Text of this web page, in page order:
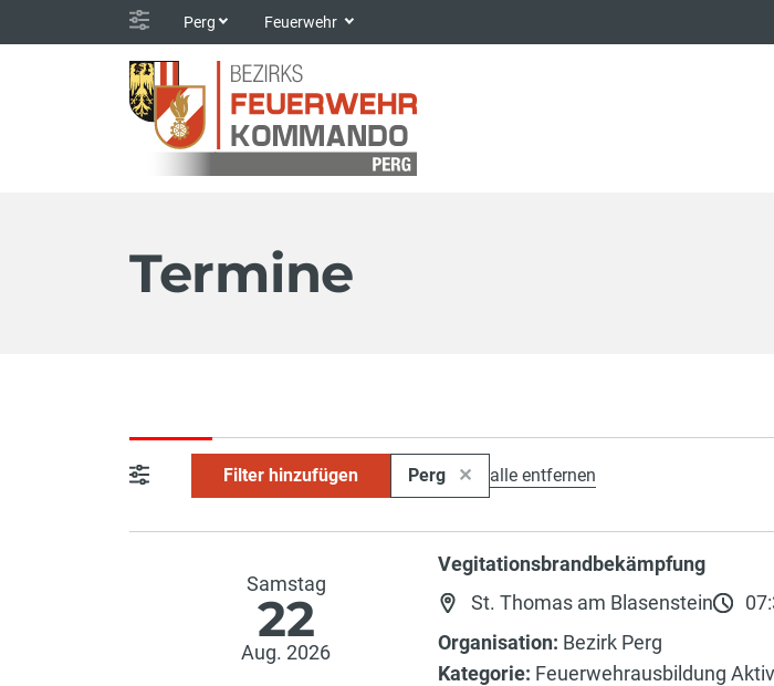
Perg Feuerwehr
Termine
Filter hinzufügen Perg alle entfernen
Samstag
22
Aug. 2026
Vegitationsbrandbekämpfung
St. Thomas am Blasenstein
Organisation: Bezirk Perg
Kategorie: Feuerwehrausbildung